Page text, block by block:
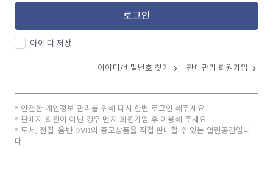
로그인
아이디 저장
아이디/비밀번호 찾기 판매관리 회원가입
안전한 개인정보 관리를 위해 다시 한번 로그인 해주세요.
판매자 회원이 아닌 경우 먼저 회원가입 후 이용해 주세요.
도서, 전집, 음반 DVD의 중고상품을 직접 판매할 수 있는 열린공간입니
다.